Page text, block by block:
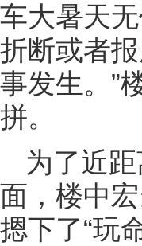
车大暑天
折断或者
事发生。”
拼。
为了近
面，楼中
摁下了“玩